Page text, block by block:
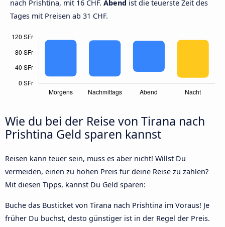
nach Prishtina, mit 16 CHF. Abend ist die teuerste Zeit des
Tages mit Preisen ab 31 CHF.
Wie du bei der Reise von Tirana nach
Prishtina Geld sparen kannst
Reisen kann teuer sein, muss es aber nicht! Willst Du
vermeiden, einen zu hohen Preis für deine Reise zu zahlen?
Mit diesen Tipps, kannst Du Geld sparen:
Buche das Busticket von Tirana nach Prishtina im Voraus! Je
früher Du buchst, desto günstiger ist in der Regel der Preis.